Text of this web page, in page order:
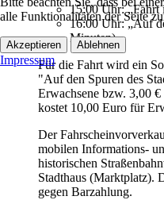
15:00 Uhr: „Fahrt
16:00 Uhr: „Auf
Minuten)
Für die Fahrt wird ein
"Auf den Spuren des
Erwachsene bzw. 3,00
kostet 10,00 Euro für
Der
mobilen Informations-
historischen
Stadthaus (Marktplatz).
gegen Barzahlung.
alle Funktionalitäten der Seite
Akzeptieren Ablehnen
Impressum